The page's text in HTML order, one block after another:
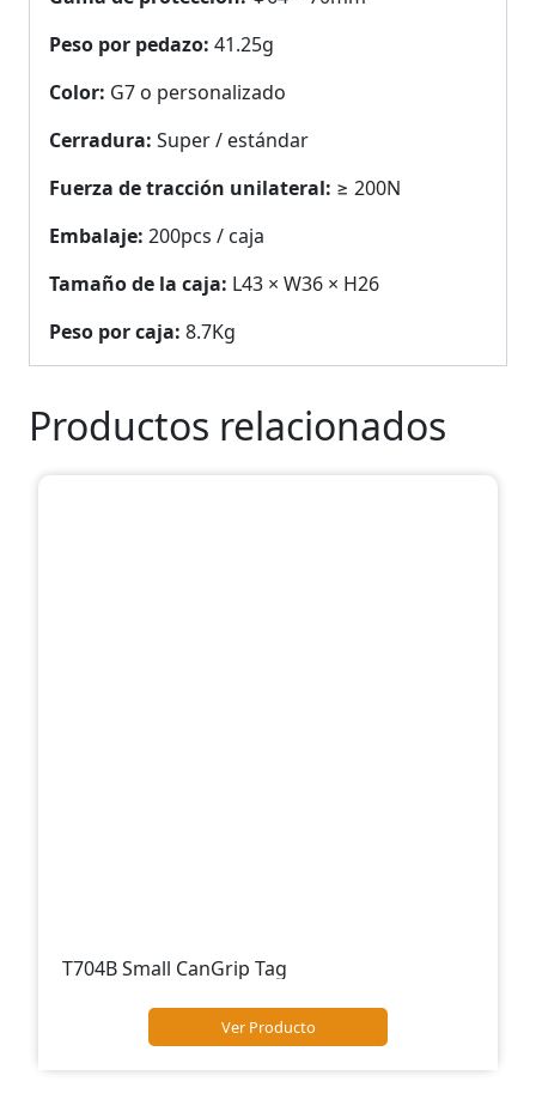
Peso por pedazo: 41.25g
Color: G7 o personalizado
Cerradura: Super / estándar
Fuerza de tracción unilateral: ≥ 200N
Embalaje: 200pcs / caja
Tamaño de la caja: L43 × W36 × H26
Peso por caja: 8.7Kg
Productos relacionados
T704B Small CanGrip Tag
Ver Producto